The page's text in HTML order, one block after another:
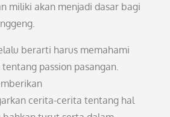
miliki akan menjadi dasar bagi
berarti harus memahami
passion pasangan.
cerita-cerita tentang hal